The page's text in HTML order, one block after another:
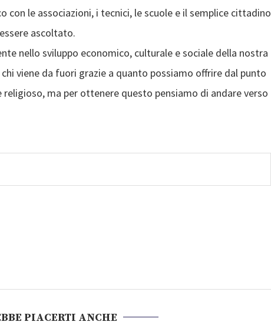
le associazioni, i tecnici, le scuole e il semplice cittadino
ascoltato.
nello sviluppo economico, culturale e sociale della nostra
viene da fuori grazie a quanto possiamo offrire dal punto
ma per ottenere questo pensiamo di andare verso
PIACERTI ANCHE